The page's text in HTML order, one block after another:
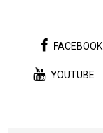
FACEBOOK
YOUTUBE